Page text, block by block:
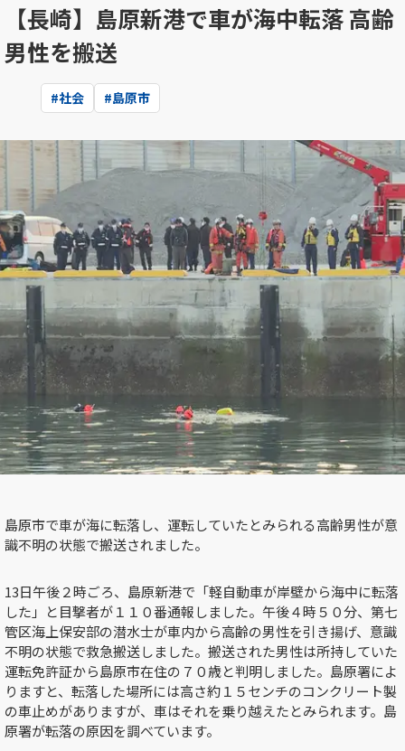
【長崎】島原新港で車が海中転落 高齢
男性を搬送
#社会 #島原市
島原市で車が海に転落し、運転していたとみられる高齢男性が意
識不明の状態で搬送されました。
13日午後２時ごろ、島原新港で「軽自動車が岸壁から海中に転落
した」と目撃者が１１０番通報しました。午後４時５０分、第七
管区海上保安部の潜水士が車内から高齢の男性を引き揚げ、意識
不明の状態で救急搬送しました。搬送された男性は所持していた
運転免許証から島原市在住の７０歳と判明しました。島原署によ
りますと、転落した場所には高さ約１５センチのコンクリート製
の車止めがありますが、車はそれを乗り越えたとみられます。島
原署が転落の原因を調べています。